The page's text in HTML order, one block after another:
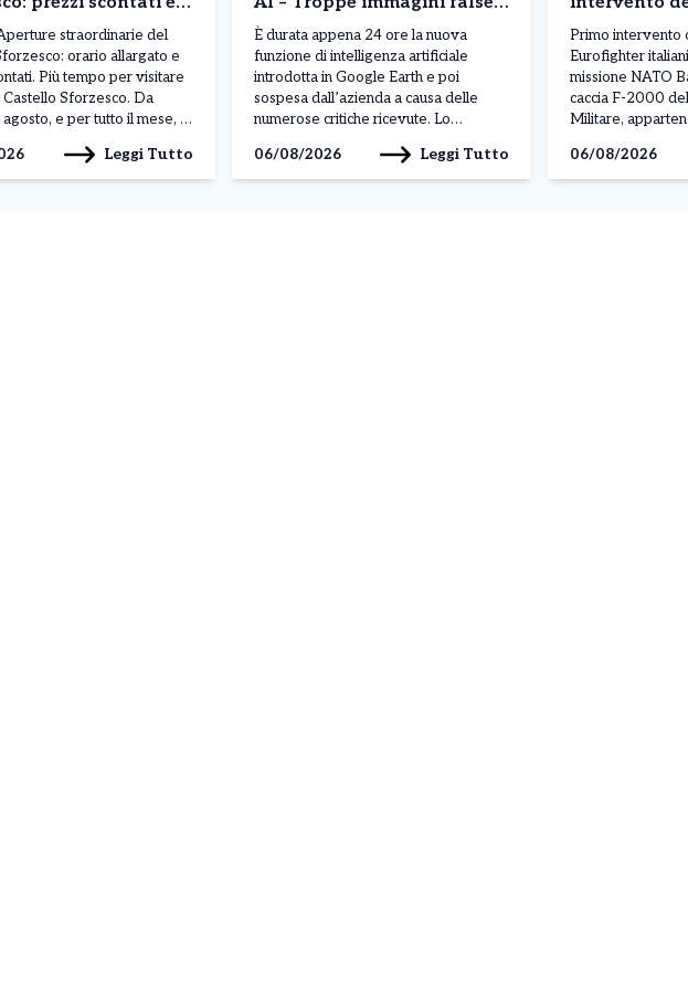
Ecco
speciale di Agosto
straordinarie del
orario allargato e
Più tempo per visitare
Castello Sforzesco. Da
agosto, e per tutto il mese, il
alle 19:30, con
di due ore rispetto al
Leggi Tutto
di disastri e incidenti
È durata appena 24 ore la nuova
funzione di intelligenza artificiale
introdotta in Google Earth e poi
sospesa dall’azienda a causa delle
numerose critiche ricevute. Lo
creare immagini generate dall’IA e
inserirle direttamente nelle mappe
06/08/2026 Leggi Tutto
NATO
Primo intervento
Eurofighter
missione NATO
caccia F-2000
Militare,
dalla base di
l’ordine ricevuto
06/08/2026